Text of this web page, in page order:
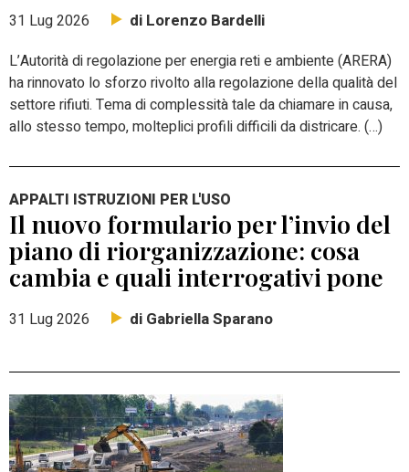
31 Lug 2026 di Lorenzo Bardelli
L’Autorità di regolazione per energia reti e ambiente (ARERA)
ha rinnovato lo sforzo rivolto alla regolazione della qualità del
settore rifiuti. Tema di complessità tale da chiamare in causa,
allo stesso tempo, molteplici profili difficili da districare. (…)
APPALTI ISTRUZIONI PER L'USO
Il nuovo formulario per l’invio del
piano di riorganizzazione: cosa
cambia e quali interrogativi pone
31 Lug 2026 di Gabriella Sparano